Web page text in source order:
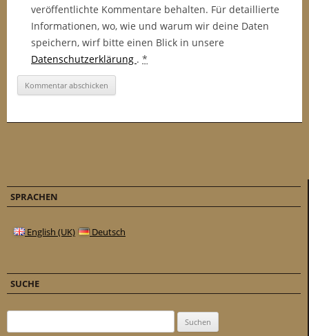
veröffentlichte Kommentare behalten. Für detaillierte
Informationen, wo, wie und warum wir deine Daten
speichern, wirf bitte einen Blick in unsere
Datenschutzerklärung . *
SPRACHEN
English (UK) Deutsch
SUCHE